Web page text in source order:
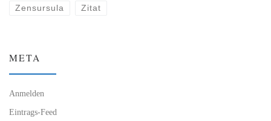
Zensursula Zitat
META
Anmelden
Eintrags-Feed